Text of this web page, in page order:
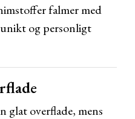
falmer med
og personligt
glat overflade, mens